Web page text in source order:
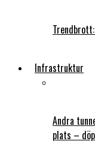
Infrastruktur
Andra
plats –